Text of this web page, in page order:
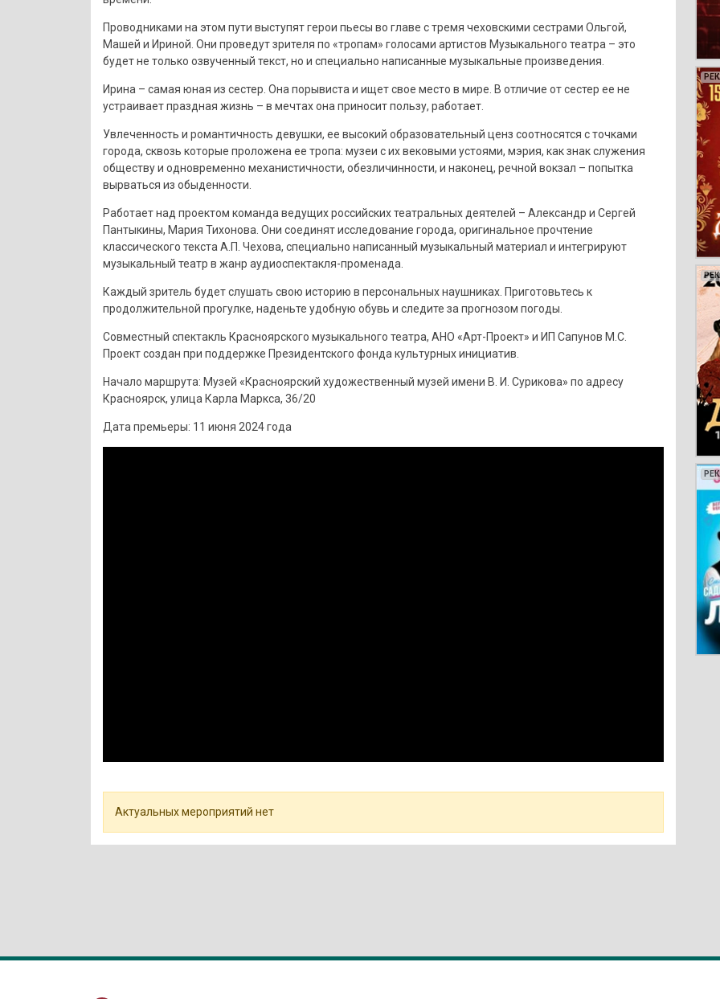
Проводниками на этом пути выступят герои пьесы во главе с тремя чеховскими сестрами Ольгой,
Машей и Ириной. Они проведут зрителя по «тропам» голосами артистов Музыкального театра – это
будет не только озвученный текст, но и специально написанные музыкальные произведения.
Ирина – самая юная из сестер. Она порывиста и ищет свое место в мире. В отличие от сестер ее не
устраивает праздная жизнь – в мечтах она приносит пользу, работает.
Увлеченность и романтичность девушки, ее высокий образовательный ценз соотносятся с точками
города, сквозь которые проложена ее тропа: музеи с их вековыми устоями, мэрия, как знак служения
обществу и одновременно механистичности, обезличинности, и наконец, речной вокзал – попытка
вырваться из обыденности.
Работает над проектом команда ведущих российских театральных деятелей – Александр и Сергей
Пантыкины, Мария Тихонова. Они соединят исследование города, оригинальное прочтение
классического текста А.П. Чехова, специально написанный музыкальный материал и интегрируют
музыкальный театр в жанр аудиоспектакля-променада.
Каждый зритель будет слушать свою историю в персональных наушниках. Приготовьтесь к
продолжительной прогулке, наденьте удобную обувь и следите за прогнозом погоды.
Совместный спектакль Красноярского музыкального театра, АНО «Арт-Проект» и ИП Сапунов М.С.
Проект создан при поддержке Президентского фонда культурных инициатив.
Начало маршрута: Музей «Красноярский художественный музей имени В. И. Сурикова» по адресу
Красноярск, улица Карла Маркса, 36/20
Дата премьеры: 11 июня 2024 года
Актуальных мероприятий нет